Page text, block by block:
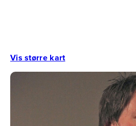
Vis større kart